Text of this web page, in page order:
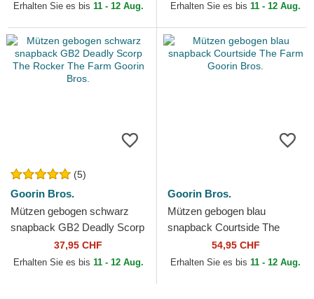
Farm Goorin Bros.
Erhalten Sie es bis 11 - 12 Aug.
Goorin Bros.
Erhalten Sie es bis 11 - 12 Aug.
(5)
Goorin Bros.
Mützen gebogen schwarz
snapback GB2 Deadly Scorp
The Rocker The Farm Goorin
Bros.
37,95 CHF
Erhalten Sie es bis 11 - 12 Aug.
Goorin Bros.
Mützen gebogen blau
snapback Courtside The
Farm Goorin Bros.
54,95 CHF
Erhalten Sie es bis 11 - 12 Aug.